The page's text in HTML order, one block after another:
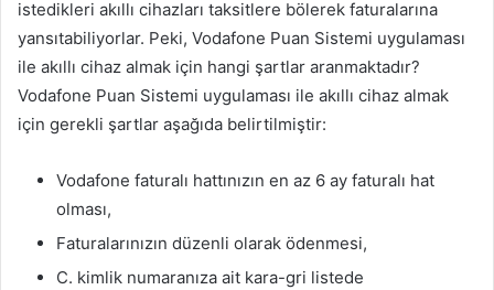
istedikleri akıllı cihazları taksitlere bölerek faturalarına
yansıtabiliyorlar. Peki, Vodafone Puan Sistemi uygulaması
ile akıllı cihaz almak için hangi şartlar aranmaktadır?
Vodafone Puan Sistemi uygulaması ile akıllı cihaz almak
için gerekli şartlar aşağıda belirtilmiştir:
Vodafone faturalı hattınızın en az 6 ay faturalı hat
olması,
Faturalarınızın düzenli olarak ödenmesi,
C. kimlik numaranıza ait kara-gri listede